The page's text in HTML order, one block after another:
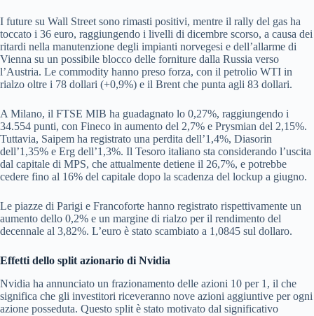
I future su Wall Street sono rimasti positivi, mentre il rally del gas ha
toccato i 36 euro, raggiungendo i livelli di dicembre scorso, a causa dei
ritardi nella manutenzione degli impianti norvegesi e dell’allarme di
Vienna su un possibile blocco delle forniture dalla Russia verso
l’Austria. Le commodity hanno preso forza, con il petrolio WTI in
rialzo oltre i 78 dollari (+0,9%) e il Brent che punta agli 83 dollari.
A Milano, il FTSE MIB ha guadagnato lo 0,27%, raggiungendo i
34.554 punti, con Fineco in aumento del 2,7% e Prysmian del 2,15%.
Tuttavia, Saipem ha registrato una perdita dell’1,4%, Diasorin
dell’1,35% e Erg dell’1,3%. Il Tesoro italiano sta considerando l’uscita
dal capitale di MPS, che attualmente detiene il 26,7%, e potrebbe
cedere fino al 16% del capitale dopo la scadenza del lockup a giugno.
Le piazze di Parigi e Francoforte hanno registrato rispettivamente un
aumento dello 0,2% e un margine di rialzo per il rendimento del
decennale al 3,82%. L’euro è stato scambiato a 1,0845 sul dollaro.
Effetti dello split azionario di Nvidia
Nvidia ha annunciato un frazionamento delle azioni 10 per 1, il che
significa che gli investitori riceveranno nove azioni aggiuntive per ogni
azione posseduta. Questo split è stato motivato dal significativo